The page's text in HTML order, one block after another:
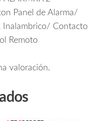
Panel de Alarma/
Inalambrico/ Contacto
Remoto
valoración.